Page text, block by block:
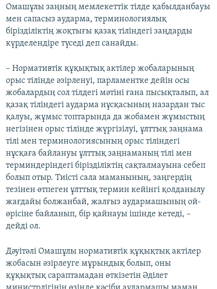
Омашұлы заңның мемлекеттік тілде қабылданбауы
мен сапасыз аударма, терминологиялық
бірізділіктің жоқтығы қазақ тіліндегі заңдарды
күрделендіре түседі деп санайды.
– Нормативтік құқықтық актілер жобаларының
орыс тілінде әзірленуі, парламентке дейін осы
жобалардың сол тілдегі мәтіні ғана пысықталып, ал
қазақ тіліндегі аударма нұсқасының назардан тыс
қалуы, жұмыс топтарында да жобамен жұмыстың
негізінен орыс тілінде жүргізілуі, ұлттық заңнама
тілі мен терминологиясының орыс тіліндегі
нұсқаға байлануы ұлттық заңнаманың тілі мен
терминдеріндегі бірізділіктің сақталмауына себеп
болып отыр. Тиісті сала маманының, заңгердің
тезінен өтпеген ұлттық термин кейінгі қолданылу
жағдайы болжанбай, жалғыз аудармашының ой-
өрісіне байланып, бір қайнауы ішінде кетеді, –
дейді ол.
Дәуітәлі Омашұлы нормативтік құқықтық актілер
жобасын әзірлеуге мұрындық болып, оны
құқықтық сараптамадан өткізетін Әділет